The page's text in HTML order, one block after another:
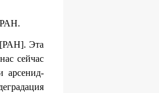
РАН.
[РАН]. Эта
сейчас
арсенид-